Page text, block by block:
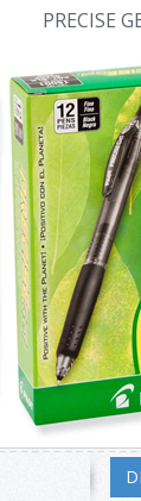
PRECISE